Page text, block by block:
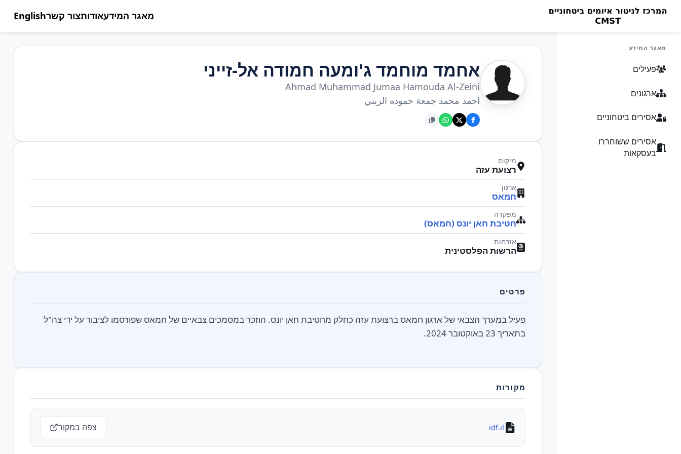
מאגר המידעאודותצור קשרEnglish
מאגר המידע
פעילים
ארגונים
אסירים ביטחוניים
אסירים ששוחררו
בעסקאות
אחמד מוחמד ג'ומעה חמודה אל-זייני
Ahmad Muhammad Jumaa Hamouda Al-Zeini
احمد محمد جمعة حموده الزيني
מיקום
רצועת עזה
ארגון
חמאס
מפקדה
חטיבת חאן יונס (חמאס)
אזרחות
הרשות הפלסטינית
פרטים
פעיל במערך הצבאי של ארגון חמאס ברצועת עזה כחלק מחטיבת חאן יונס. הוזכר במסמכים צבאיים של חמאס שפורסמו לציבור על ידי צה"ל
בתאריך 23 באוקטובר 2024.
מקורות
idf.il צפה במקור